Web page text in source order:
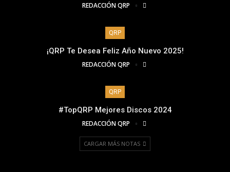
REDACCIÓN QRP
QRP
¡QRP Te Desea Feliz Año Nuevo 2025!
REDACCIÓN QRP
QRP
#TopQRP Mejores Discos 2024
REDACCIÓN QRP
CARGAR MÁS NOTAS